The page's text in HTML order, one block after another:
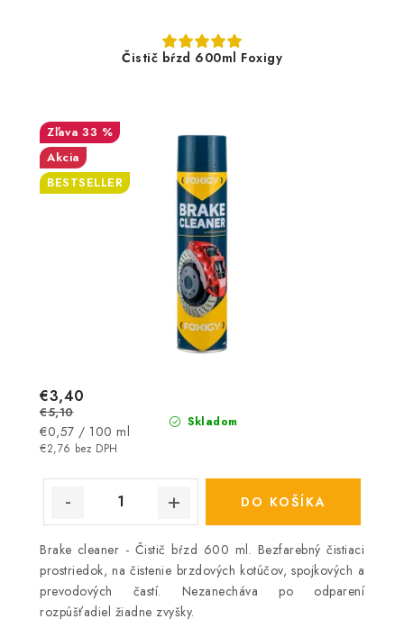
Čistič bŕzd 600ml Foxigy
33 %
Akcia
BESTSELLER
Skladom
€2,76 bez DPH
€3,40
€5,10
Jednotková
cena:
€0,57 / 100 ml
DO KOŠÍKA
Brake cleaner - Čistič bŕzd 600 ml. Bezfarebný čistiaci
prostriedok, na čistenie brzdových kotúčov, spojkových a
prevodových častí. Nezanecháva po odparení
rozpúšťadiel žiadne zvyšky.